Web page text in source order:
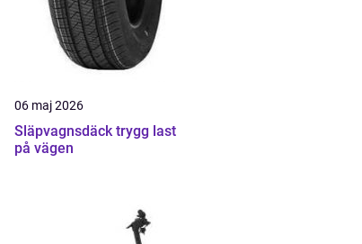
06 maj 2026
Släpvagnsdäck trygg last
på vägen